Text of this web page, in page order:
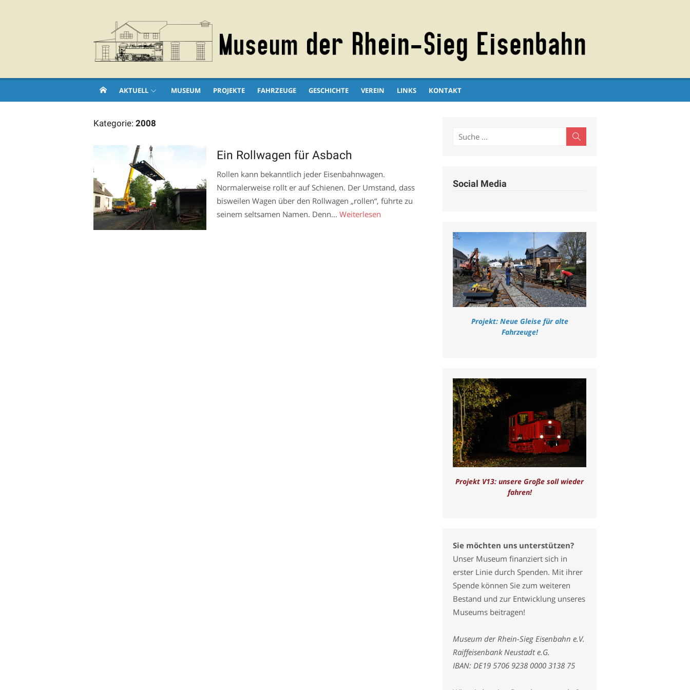
AKTUELL MUSEUM PROJEKTE FAHRZEUGE GESCHICHTE VEREIN LINKS KONTAKT
Kategorie: 2008
Ein Rollwagen für Asbach
Rollen kann bekanntlich jeder Eisenbahnwagen.
Normalerweise rollt er auf Schienen. Der Umstand, dass
bisweilen Wagen über den Rollwagen „rollen“, führte zu
seinem seltsamen Namen. Denn... Weiterlesen
Search
Social Media
Projekt: Neue Gleise für alte
Fahrzeuge!
Projekt V13: unsere Große soll wieder
fahren!
Sie möchten uns unterstützen?
Unser Museum finanziert sich in
erster Linie durch Spenden. Mit ihrer
Spende können Sie zum weiteren
Bestand und zur Entwicklung unseres
Museums beitragen!
Museum der Rhein-Sieg Eisenbahn e.V.
Raiffeisenbank Neustadt e.G.
IBAN: DE19 5706 9238 0000 3138 75